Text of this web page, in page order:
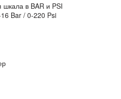
шкала в BAR и PSI
Bar / 0-220 Psi